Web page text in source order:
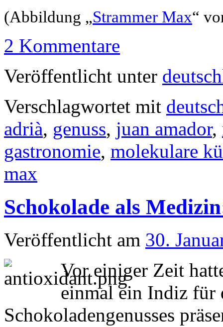
(Abbildung „Strammer Max“
2 Kommentare
Veröffentlicht unter
Verschlagwortet mit
adrià, genuss, juan amador,
gastronomie, molekulare
max
Schokolade als
Veröffentlicht am 30.
Vor einiger Zeit
einmal ein Indiz für
Schokoladengenusses